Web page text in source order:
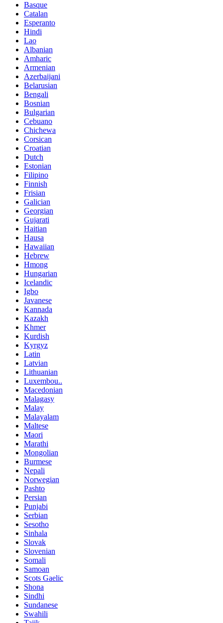
Basque
Catalan
Esperanto
Hindi
Lao
Albanian
Amharic
Armenian
Azerbaijani
Belarusian
Bengali
Bosnian
Bulgarian
Cebuano
Chichewa
Corsican
Croatian
Dutch
Estonian
Filipino
Finnish
Frisian
Galician
Georgian
Gujarati
Haitian
Hausa
Hawaiian
Hebrew
Hmong
Hungarian
Icelandic
Igbo
Javanese
Kannada
Kazakh
Khmer
Kurdish
Kyrgyz
Latin
Latvian
Lithuanian
Luxembou..
Macedonian
Malagasy
Malay
Malayalam
Maltese
Maori
Marathi
Mongolian
Burmese
Nepali
Norwegian
Pashto
Persian
Punjabi
Serbian
Sesotho
Sinhala
Slovak
Slovenian
Somali
Samoan
Scots Gaelic
Shona
Sindhi
Sundanese
Swahili